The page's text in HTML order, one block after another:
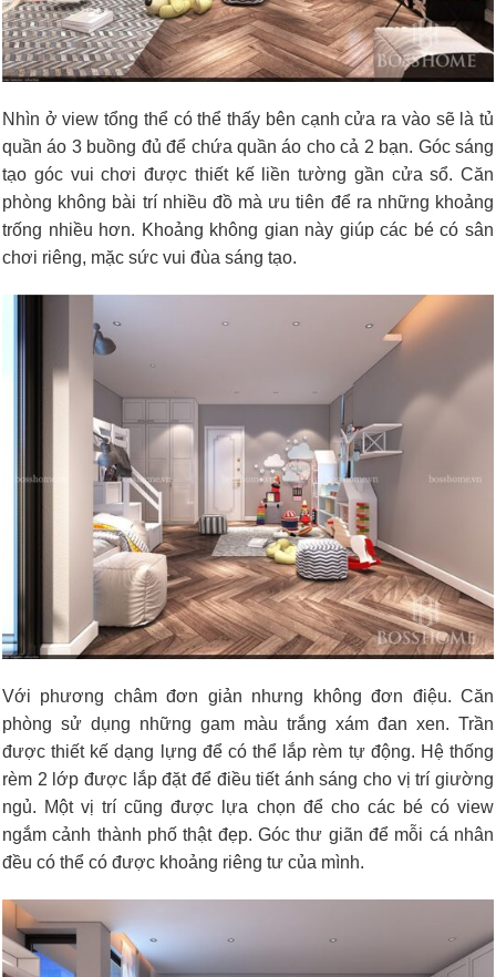
Nhìn ở view tổng thể có thể thấy bên cạnh cửa ra vào sẽ là tủ
quần áo 3 buồng đủ để chứa quần áo cho cả 2 bạn. Góc sáng
tạo góc vui chơi được thiết kế liền tường gần cửa sổ. Căn
phòng không bài trí nhiều đồ mà ưu tiên để ra những khoảng
trống nhiều hơn. Khoảng không gian này giúp các bé có sân
chơi riêng, mặc sức vui đùa sáng tạo.
Với phương châm đơn giản nhưng không đơn điệu. Căn
phòng sử dụng những gam màu trắng xám đan xen. Trần
được thiết kế dạng lựng để có thể lắp rèm tự động. Hệ thống
rèm 2 lớp được lắp đặt để điều tiết ánh sáng cho vị trí giường
ngủ. Một vị trí cũng được lựa chọn để cho các bé có view
ngắm cảnh thành phố thật đẹp. Góc thư giãn để mỗi cá nhân
đều có thể có được khoảng riêng tư của mình.